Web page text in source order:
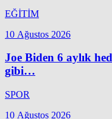
EĞİTİM
10 Ağustos 2026
Joe Biden 6 aylık
gibi…
SPOR
10 Ağustos 2026